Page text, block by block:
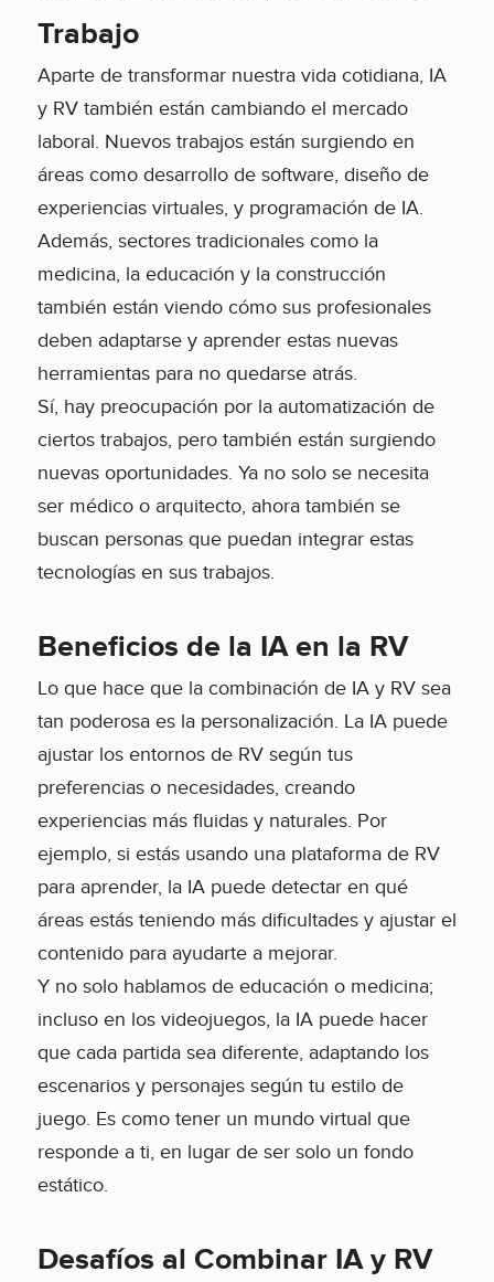
Trabajo
Aparte de transformar nuestra vida cotidiana, IA
y RV también están cambiando el mercado
laboral. Nuevos trabajos están surgiendo en
áreas como desarrollo de software, diseño de
experiencias virtuales, y programación de IA.
Además, sectores tradicionales como la
medicina, la educación y la construcción
también están viendo cómo sus profesionales
deben adaptarse y aprender estas nuevas
herramientas para no quedarse atrás.
Sí, hay preocupación por la automatización de
ciertos trabajos, pero también están surgiendo
nuevas oportunidades. Ya no solo se necesita
ser médico o arquitecto, ahora también se
buscan personas que puedan integrar estas
tecnologías en sus trabajos.
Beneficios de la IA en la RV
Lo que hace que la combinación de IA y RV sea
tan poderosa es la personalización. La IA puede
ajustar los entornos de RV según tus
preferencias o necesidades, creando
experiencias más fluidas y naturales. Por
ejemplo, si estás usando una plataforma de RV
para aprender, la IA puede detectar en qué
áreas estás teniendo más dificultades y ajustar el
contenido para ayudarte a mejorar.
Y no solo hablamos de educación o medicina;
incluso en los videojuegos, la IA puede hacer
que cada partida sea diferente, adaptando los
escenarios y personajes según tu estilo de
juego. Es como tener un mundo virtual que
responde a ti, en lugar de ser solo un fondo
estático.
Desafíos al Combinar IA y RV